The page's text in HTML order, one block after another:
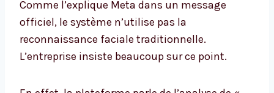
Comme l’explique Meta dans un message
officiel, le système n’utilise pas la
reconnaissance faciale traditionnelle.
L’entreprise insiste beaucoup sur ce point.